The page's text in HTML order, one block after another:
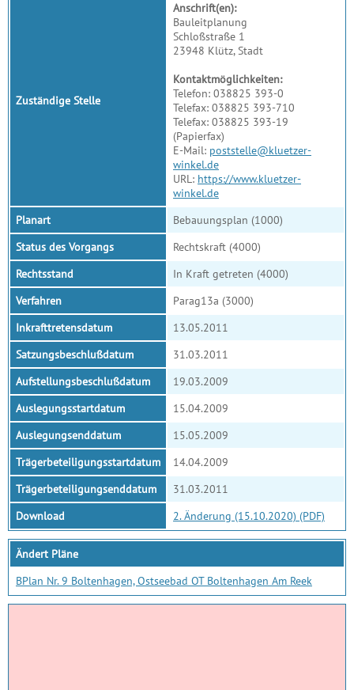
Zuständige Stelle
Anschrift(en):
Bauleitplanung
Schloßstraße 1
23948 Klütz, Stadt
Kontaktmöglichkeiten:
Telefon: 038825 393-0
Telefax: 038825 393-710
Telefax: 038825 393-19
(Papierfax)
E-Mail: poststelle@kluetzer-
winkel.de
URL: https://www.kluetzer-
winkel.de
Planart
Bebauungsplan (1000)
Status des Vorgangs
Rechtskraft (4000)
Rechtsstand
In Kraft getreten (4000)
Verfahren
Parag13a (3000)
Inkrafttretensdatum
13.05.2011
Satzungsbeschlußdatum
31.03.2011
Aufstellungsbeschlußdatum
19.03.2009
Auslegungsstartdatum
15.04.2009
Auslegungsenddatum
15.05.2009
Trägerbeteiligungsstartdatum
14.04.2009
Trägerbeteiligungsenddatum
31.03.2011
Download
2. Änderung (15.10.2020) (PDF)
Ändert Pläne
BPlan Nr. 9 Boltenhagen, Ostseebad OT Boltenhagen Am Reek